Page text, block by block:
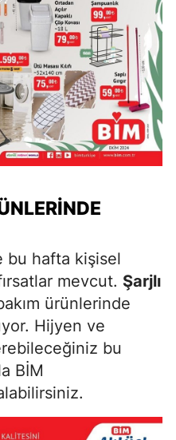
bu hafta kişisel
mevcut. Şarjlı
ürünlerinde
Hijyen ve
bu
BİM